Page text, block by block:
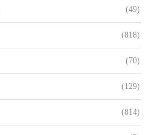
(49)
(818)
(70)
(129)
(814)